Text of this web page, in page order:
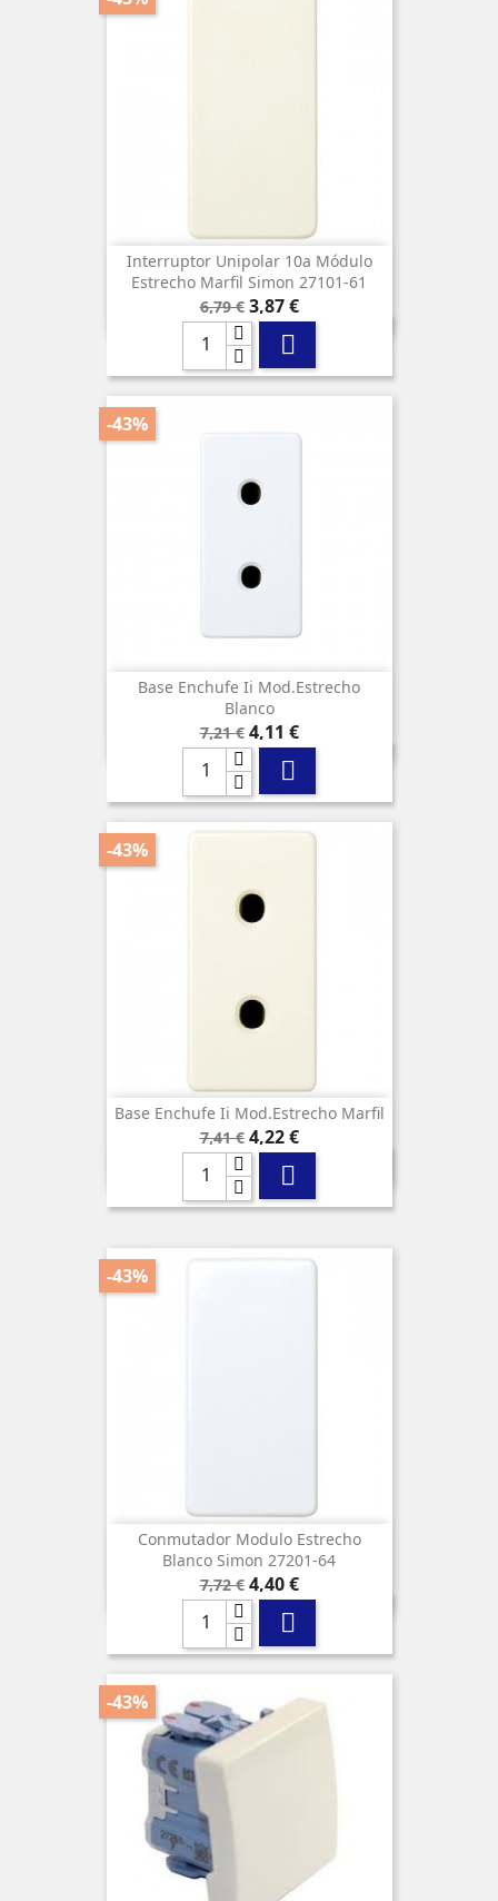
Interruptor Unipolar 10a Módulo
Estrecho Marfil Simon 27101-61
Precio
base
6,79 € Precio
3,87 €

Base Enchufe Ii Mod.estrecho
Blanco
Precio
base
7,21 €
-43%
Precio
4,11 €

Base Enchufe Ii Mod.estrecho Marfil
Precio
base
7,41 €
-43%
Precio
4,22 €

Conmutador Modulo Estrecho
Blanco Simon 27201-64
Precio
base
7,72 €
-43%
Precio
4,40 €

-43%